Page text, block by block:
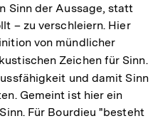
Sinn der Aussage, statt
– zu verschleiern. Hier
von mündlicher
Zeichen für Sinn.
und damit Sinn
Gemeint ist hier ein
Für Bourdieu "besteht